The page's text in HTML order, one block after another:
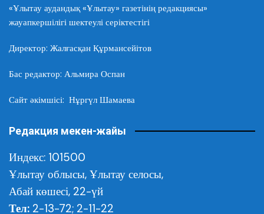
«Ұлытау аудандық «Ұлытау» газетінің редакциясы»
жауапкершілігі шектеулі серіктестігі
Директор: Жалғасқан Құрмансейітов
Бас редактор: Альмира Оспан
Сайт әкімшісі: Нұргүл Шамаева
Редакция мекен-жайы
Индекс: 101500
Ұлытау облысы, Ұлытау селосы,
Абай көшесі, 22-үй
Тел: 2-13-72; 2-11-22